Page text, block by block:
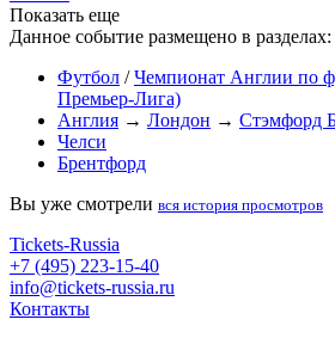
Показать еще
Данное событие размещено в разделах:
Футбол /Чемпионат Англии по
Премьер-Лига)
Англия → Лондон → Стэмфорд
Челси
Брентфорд
Вы уже смотрели вся история просмотров
Tickets-Russia
+7 (495) 223-15-40
info@tickets-russia.ru
Контакты